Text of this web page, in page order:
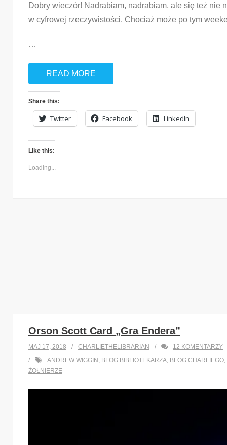
Dobry wieczór! Nadrabiam, nadrabiam, ale się też nie
w cyfrowej rzeczywistości. Chociaż może po tym
…
READ MORE
Share this:
Twitter Facebook LinkedIn
Like this:
Loading...
Orson Scott Card „Gra Endera”
MAJ 17, 2018 CHARLIETHELIBRARIAN 12 KOMENTARZY
ANDREW WIGGIN, BLOG BIBLIOTEKARZA, BLOG CHARLIEGO,
ŻOŁNIERZE